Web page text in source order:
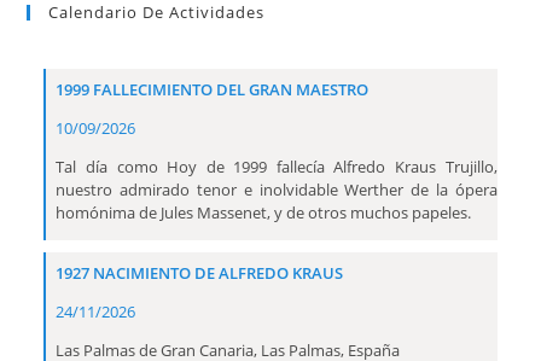
Calendario De Actividades
1999 FALLECIMIENTO DEL GRAN MAESTRO
10/09/2026
Tal día como Hoy de 1999 fallecía Alfredo Kraus Trujillo,
nuestro admirado tenor e inolvidable Werther de la ópera
homónima de Jules Massenet, y de otros muchos papeles.
1927 NACIMIENTO DE ALFREDO KRAUS
24/11/2026
Las Palmas de Gran Canaria, Las Palmas, España